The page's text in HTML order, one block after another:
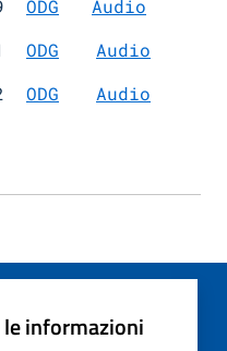
ODG
Audio
ODG
Audio
ODG Audio
informazioni